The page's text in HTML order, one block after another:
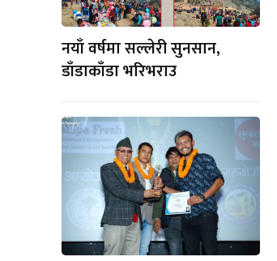
नयाँ वर्षमा सल्लेरी सुनसान,
डाँडाकाँडा भरिभराउ